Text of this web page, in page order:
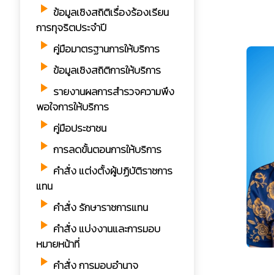
play_arrow ข้อมูลเชิงสถิติเรื่องร้องเรียน
การทุจริตประจำปี
play_arrow คู่มือมาตรฐานการให้บริการ
play_arrow ข้อมูลเชิงสถิติการให้บริการ
play_arrow รายงานผลการสำรวจความพึง
พอใจการให้บริการ
play_arrow คู่มือประชาชน
play_arrow การลดขั้นตอนการให้บริการ
play_arrow คำสั่ง แต่งตั้งผู้ปฏิบัติราชการ
แทน
play_arrow คำสั่ง รักษาราชการแทน
play_arrow คำสั่ง แบ่งงานและการมอบ
หมายหน้าที่
play_arrow คำสั่ง การมอบอำนาจ